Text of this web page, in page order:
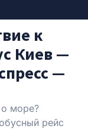
к
Киев —
—
о море?
рейс